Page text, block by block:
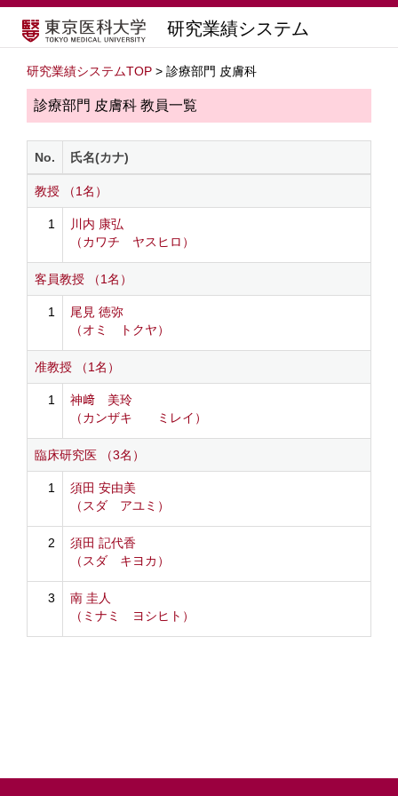
研究業績システム
研究業績システムTOP > 診療部門 皮膚科
診療部門 皮膚科 教員一覧
No. 氏名(カナ)
教授 （1名）
1
川内 康弘
（カワチ ヤスヒロ）
客員教授 （1名）
1
尾見 徳弥
（オミ トクヤ）
准教授 （1名）
1
神﨑 美玲
（カンザキ ミレイ）
臨床研究医 （3名）
1
須田 安由美
（スダ アユミ）
2
須田 記代香
（スダ キヨカ）
3
南 圭人
（ミナミ ヨシヒト）